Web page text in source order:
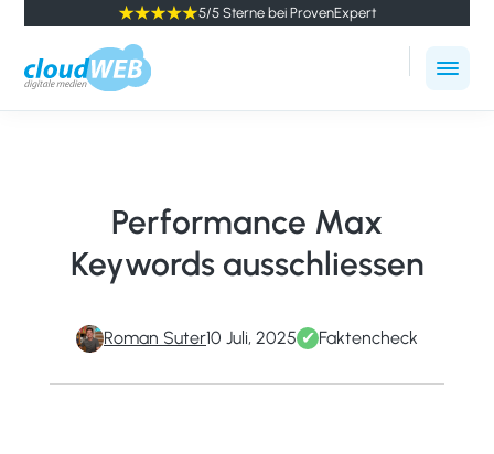
5/5 Sterne bei ProvenExpert
Performance Max
Keywords ausschliessen
Roman Suter10 Juli, 2025 ✔ Faktencheck